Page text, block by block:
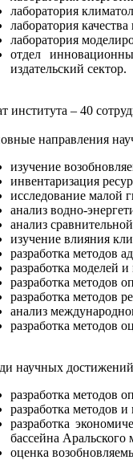
лаборатория
лаборатория
лаборатория
отдел
издательский сектор.
института – 40
направления
изучение
инвентаризация
исследование малой
анализ водно-
анализ
изучение влияния
разработка методов
разработка моделей
разработка методов
разработка методов
анализ
разработка методов
научных
разработка методов
разработка методов
разработка
бассейна Аральского
оценка